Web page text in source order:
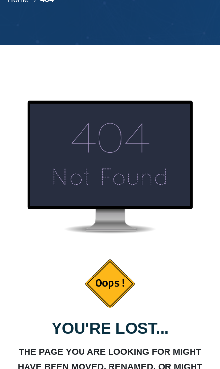
YOU'RE LOST...
THE PAGE YOU ARE LOOKING FOR MIGHT
HAVE BEEN MOVED, RENAMED, OR MIGHT